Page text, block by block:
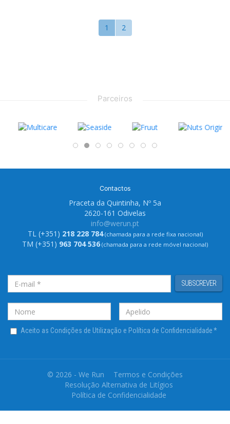
1 2
Parceiros
Contactos
Praceta da Quintinha, Nº 5a
2620-161 Odivelas
info@werun.pt
TL (+351) 218 228 784(chamada para a rede fixa nacional)
TM (+351) 963 704 536 (chamada para a rede móvel nacional)
SUBSCREVER
Aceito as Condições de Utilização e Política de Confidencialidade*
© 2026 - We Run
Termos e Condições
Resolução Alternativa de Litígios
Política de Confidencialidade